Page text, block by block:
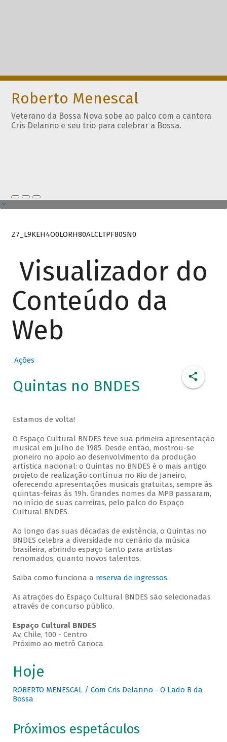
Roberto Menescal
Veterano da Bossa Nova sobe ao palco com a cantora
Cris Delanno e seu trio para celebrar a Bossa.
Z7_L9KEH4O0LORH80ALCLTPF80SN0
Visualizador do
Conteúdo da
Web
Ações
Quintas no BNDES
Estamos de volta!
O Espaço Cultural BNDES teve sua primeira apresentação
musical em julho de 1985. Desde então, mostrou-se
pioneiro no apoio ao desenvolvimento da produção
artística nacional: o Quintas no BNDES é o mais antigo
projeto de realização contínua no Rio de Janeiro,
oferecendo apresentações musicais gratuitas, sempre às
quintas-feiras às 19h. Grandes nomes da MPB passaram,
no início de suas carreiras, pelo palco do Espaço
Cultural BNDES.
Ao longo das suas décadas de existência, o Quintas no
BNDES celebra a diversidade no cenário da música
brasileira, abrindo espaço tanto para artistas
renomados, quanto novos talentos.
Saiba como funciona a reserva de ingressos.
As atrações do Espaço Cultural BNDES são selecionadas
através de concurso público.
Espaço Cultural BNDES
Av, Chile, 100 - Centro
Próximo ao metrô Carioca
Hoje
ROBERTO MENESCAL / Com Cris Delanno - O Lado B da
Bossa
Próximos espetáculos